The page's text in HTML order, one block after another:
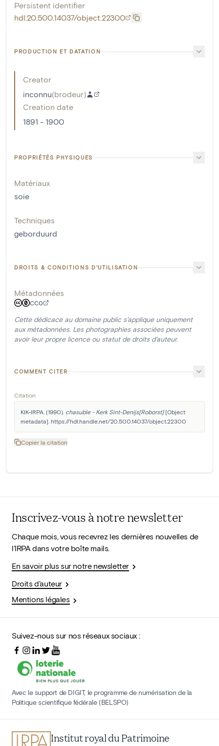
Persistent identifier
hdl:20.500.14037/object.22300
PRODUCTION ET DATATION
Creator
inconnu(brodeur)
Creation date
1891 - 1900
PROPRIÉTÉS PHYSIQUES
Matériaux
soie
Techniques
geborduurd
DROITS & CONDITIONS D'UTILISATION
Métadonnées
CC0
Cette dédicace au domaine public s'applique uniquement
aux métadonnées. Les photographies associées peuvent
avoir leur propre licence ou statut de droits d'auteur.
COMMENT CITER
Citation
KIK-IRPA. (1990). chasuble - Kerk Sint-Denijs[Roborst] [Object
metadata]. https://hdl.handle.net/20.500.14037/object.22300
Copier la citation
Inscrivez-vous à notre newsletter
Chaque mois, vous recevrez les dernières nouvelles de
l'IRPA dans votre boîte mails.
En savoir plus sur notre newsletter
Droits d'auteur
Mentions légales
Suivez-nous sur nos réseaux sociaux :
Avec le support de DIGIT, le programme de numérisation de la
Politique scientifique fédérale (BELSPO)
Institut royal du Patrimoine